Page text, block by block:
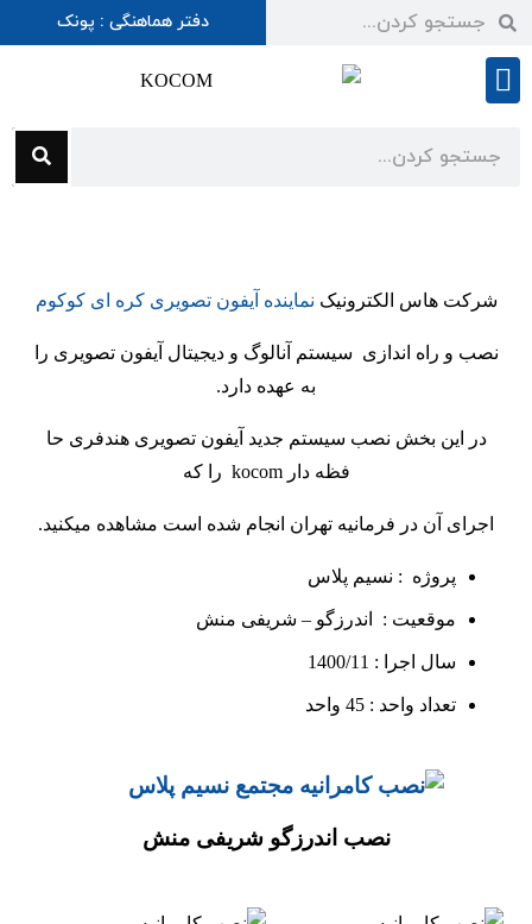
دفتر هماهنگی : پونک
شرکت هاس الکترونیک نماینده آیفون تصویری کره ای کوکوم
نصب و راه اندازی سیستم آنالوگ و دیجیتال آیفون تصویری را
به عهده دارد.
در این بخش نصب سیستم جدید آیفون تصویری هندفری حا
فظه دار kocom را که
اجرای آن در فرمانیه تهران انجام شده است مشاهده میکنید.
پروژه : نسیم پلاس
موقعیت : اندرزگو – شریفی منش
سال اجرا : 1400/11
تعداد واحد : 45 واحد
نصب اندرزگو شریفی منش